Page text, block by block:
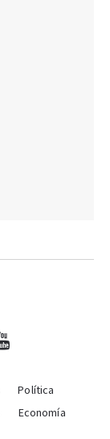
Política
Economía